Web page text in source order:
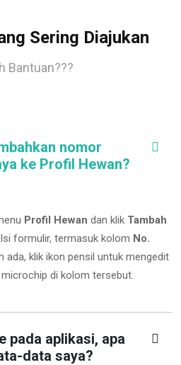
Sering Diajukan
Bantuan???
nomor
ke Profil Hewan?
Profil Hewan dan klik Tambah
formulir, termasuk kolom No.
ada, klik ikon pensil untuk mengedit
di kolom tersebut.
pada aplikasi, apa
data saya?